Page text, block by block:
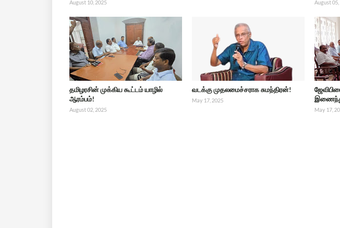
August 10, 2025 August
தமிழரசின் முக்கிய கூட்டம் யாழில்
ஆரம்பம்!
August 02, 2025
வடக்கு முதலமைச்சராக சுமந்திரன்!
May 17, 2025
May 17,